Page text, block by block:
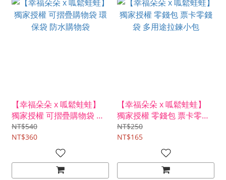
【幸福朵朵 x 呱鬆蛙蛙】
獨家授權 可摺疊購物袋 環
保袋 防水購物袋
NT$540
NT$360
【幸福朵朵 x 呱鬆蛙蛙】
獨家授權 零錢包 票卡零錢
袋 多用途拉鍊小包
NT$250
NT$165